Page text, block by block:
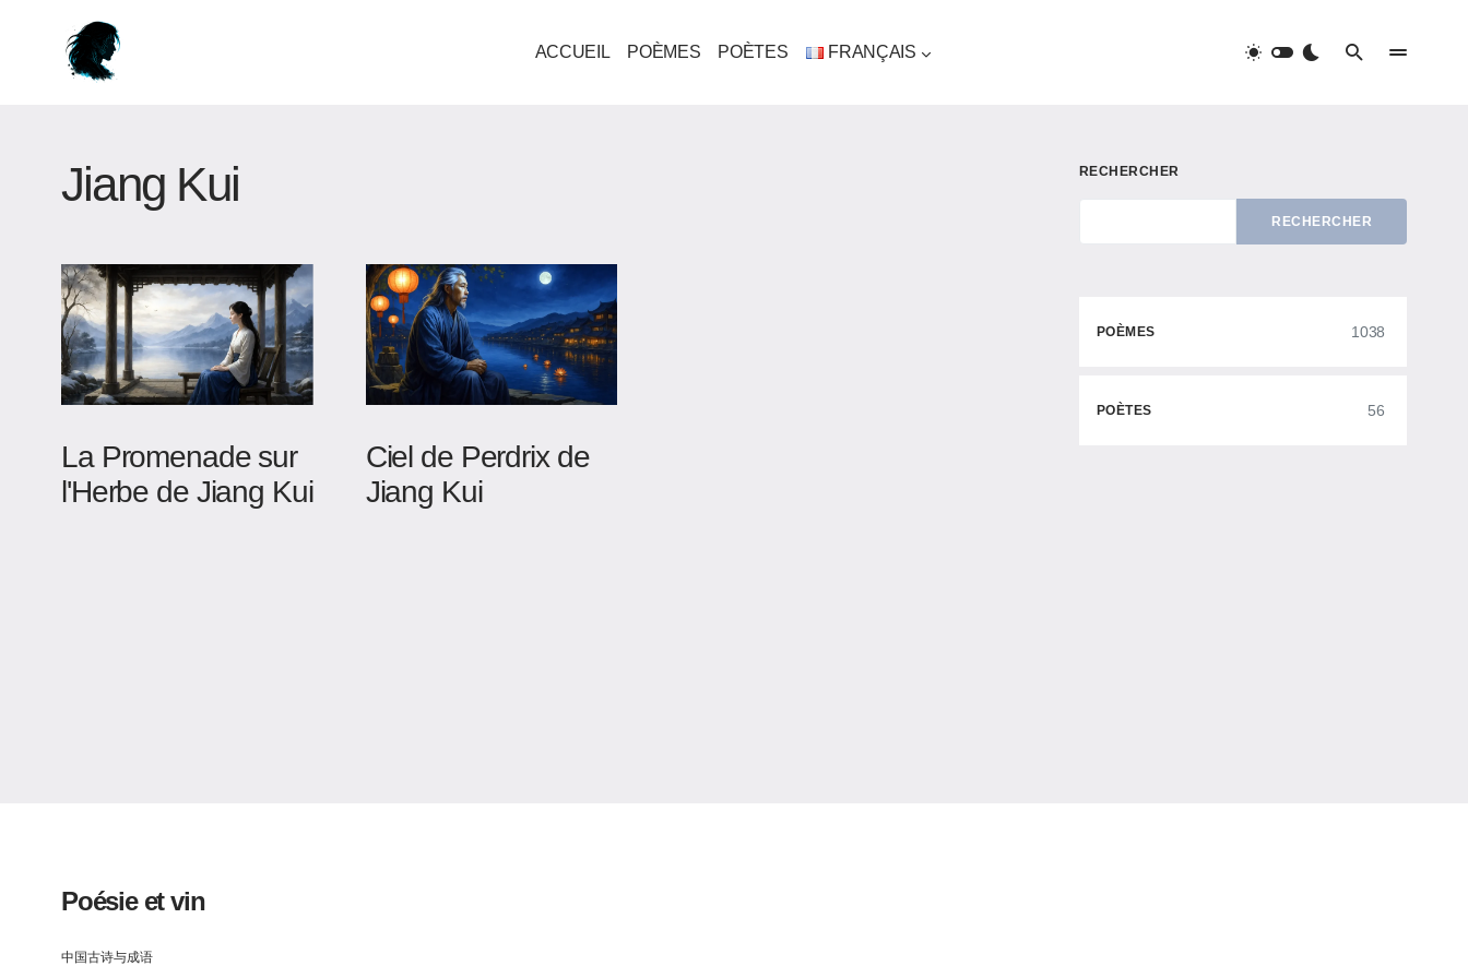
ACCUEIL POÈMES POÈTES FRANÇAIS
Jiang Kui
La Promenade sur
l'Herbe de Jiang Kui
Ciel de Perdrix de
Jiang Kui
RECHERCHER
RECHERCHER
POÈMES 1038
POÈTES 56
Poésie et vin
中国古诗与成语